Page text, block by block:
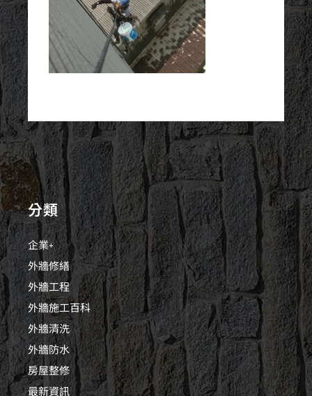
分類
企業+
外牆修繕
外牆工程
外牆施工百科
外牆清洗
外牆防水
房屋整修
最新資訊